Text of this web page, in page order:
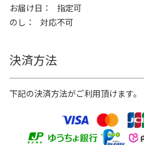
お届け日
指定可
のし
対応不可
決済方法
下記の決済方法がご利用頂けます。